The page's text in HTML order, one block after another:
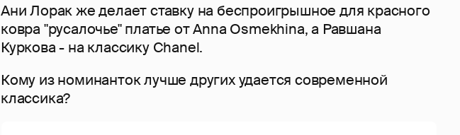
Ани Лорак же делает ставку на беспроигрышное для красного
ковра "русалочье" платье от Anna Osmekhina, а Равшана
Куркова - на классику Chanel.
Кому из номинанток лучше других удается современной
классика?